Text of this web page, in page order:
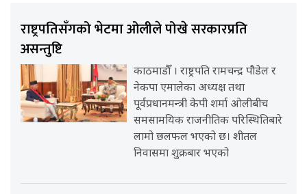
राष्ट्रपतिसँगको भेटमा ओलीले पोखे सरकारप्रति
असन्तुष्टि
काठमाडौँ । राष्ट्रपति रामचन्द्र पौडेल र
नेकपा एमालेका अध्यक्ष तथा
पूर्वप्रधानमन्त्री केपी शर्मा ओलीबीच
समसामयिक राजनीतिक परिस्थितिबारे
लामो छलफल भएको छ। शीतल
निवासमा शुक्रबार भएको